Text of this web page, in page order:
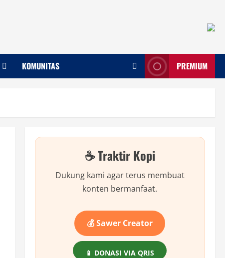
KOMUNITAS PREMIUM
☕ Traktir Kopi
Dukung kami agar terus membuat
konten bermanfaat.
💰 Sawer Creator
📱 DONASI VIA QRIS